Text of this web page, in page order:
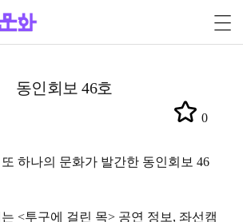
동인회보 46호
0
또 하나의 문화가 발간한 동인회보 46
<투구에 걸린 목> 공연 정보, 좌선캠